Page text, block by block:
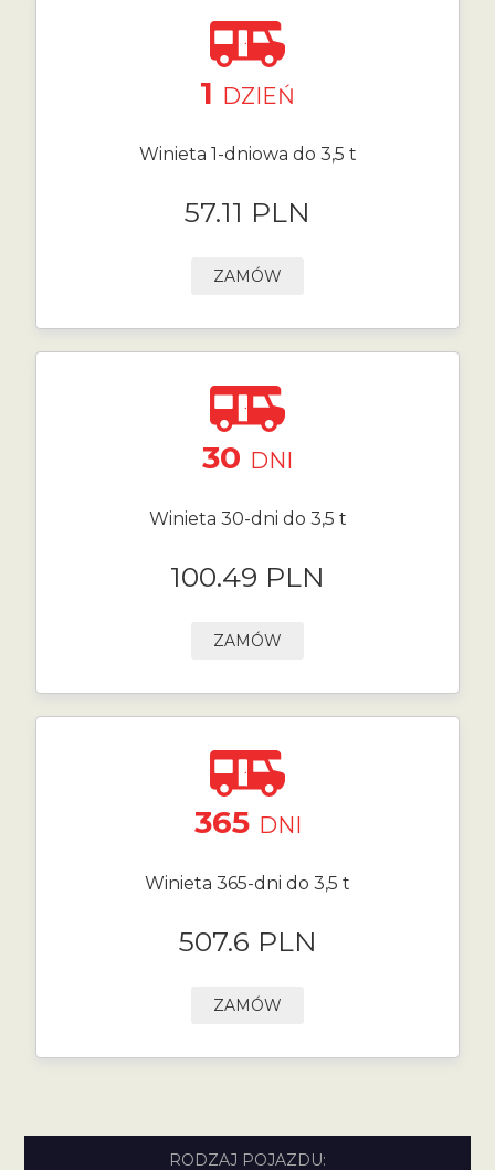
1 DZIEŃ
Winieta 1-dniowa do 3,5 t
57.11 PLN
ZAMÓW
30 DNI
Winieta 30-dni do 3,5 t
100.49 PLN
ZAMÓW
365 DNI
Winieta 365-dni do 3,5 t
507.6 PLN
ZAMÓW
RODZAJ POJAZDU: